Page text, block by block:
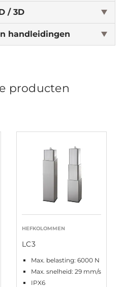
/ 3D
handleidingen
producten
HEFKOLOMMEN
LC3
Max. belasting: 6000 N
Max. snelheid: 29 mm/s
IPX6